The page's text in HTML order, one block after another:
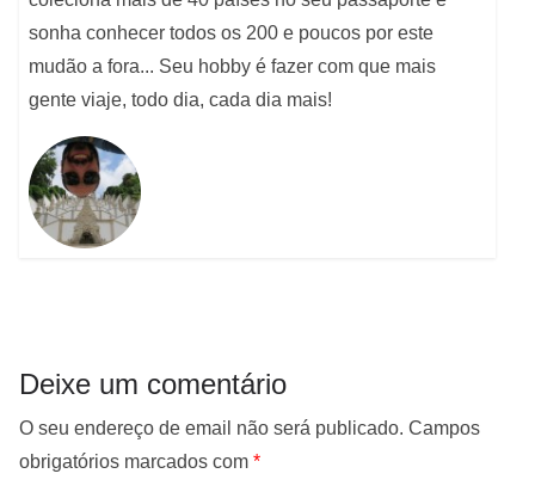
sonha conhecer todos os 200 e poucos por este
mudão a fora... Seu hobby é fazer com que mais
gente viaje, todo dia, cada dia mais!
Deixe um comentário
O seu endereço de email não será publicado. Campos
obrigatórios marcados com *